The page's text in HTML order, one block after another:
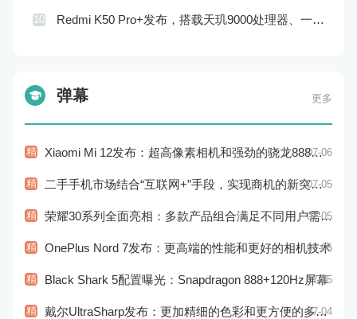
10 Redmi K50 Pro+发布，搭载天玑9000处理器、一亿像素主摄像头和120W快充技术
弹幕 更多
精 Xiaomi Mi 12发布：超高像素相机和强劲的骁龙888处理器07-06
精 二手手机市场结合“互联网+”手段，实现商机的新突破和市场的新拓展07-05
精 荣耀30系列全面亮相：多款产品组合满足不同用户需求！07-05
精 OnePlus Nord 7发布：更高端的性能和更好的相机技术
07-05
精 Black Shark 5配置曝光：Snapdragon 888+120Hz屏幕
07-05
精 戴尔UltraSharp发布：更加精细的色彩和更方便的多屏操作07-04